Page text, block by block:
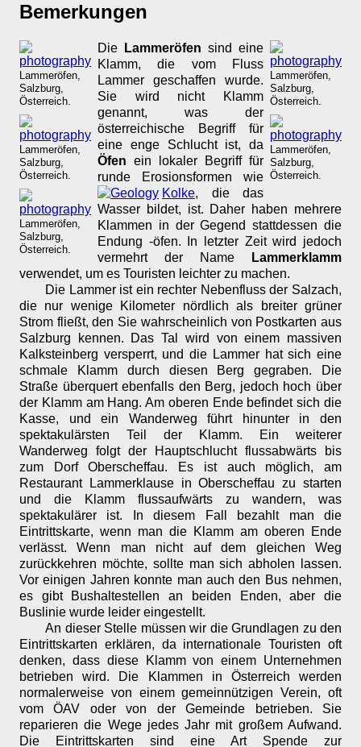
Bemerkungen
Lammeröfen,
Salzburg,
Österreich.
Lammeröfen,
Salzburg,
Österreich.
Lammeröfen,
Salzburg,
Österreich.
Lammeröfen,
Salzburg,
Österreich.
Lammeröfen,
Salzburg,
Österreich.
Die Lammeröfen sind eine
Klamm, die vom Fluss
Lammer geschaffen wurde.
Sie wird nicht Klamm
genannt, was der
österreichische Begriff für
eine enge Schlucht ist, da
Öfen ein lokaler Begriff für
runde Erosionsformen wie
Kolke, die das
Wasser bildet, ist. Daher haben mehrere
Klammen in der Gegend stattdessen die
Endung -öfen. In letzter Zeit wird jedoch
vermehrt der Name
Lammerklamm
verwendet, um es Touristen leichter zu machen.
Die Lammer ist ein rechter Nebenfluss der Salzach,
die nur wenige Kilometer nördlich als breiter grüner
Strom fließt, den Sie wahrscheinlich von Postkarten aus
Salzburg kennen. Das Tal wird von einem massiven
Kalksteinberg versperrt, und die Lammer hat sich eine
schmale Klamm durch diesen Berg gegraben. Die
Straße überquert ebenfalls den Berg, jedoch hoch über
der Klamm am Hang. Am oberen Ende befindet sich die
Kasse, und ein Wanderweg führt hinunter in den
spektakulärsten Teil der Klamm. Ein weiterer
Wanderweg folgt der Hauptschlucht flussabwärts bis
zum Dorf Oberscheffau. Es ist auch möglich, am
Restaurant Lammerklause in Oberscheffau zu starten
und die Klamm flussaufwärts zu wandern, was
spektakulärer ist. In diesem Fall bezahlt man die
Eintrittskarte, wenn man die Klamm am oberen Ende
verlässt. Wenn man nicht auf dem gleichen Weg
zurückkehren möchte, sollte man sich abholen lassen.
Vor einigen Jahren konnte man auch den Bus nehmen,
es gibt Bushaltestellen an beiden Enden, aber die
Buslinie wurde leider eingestellt.
An dieser Stelle müssen wir die Grundlagen zu den
Eintrittskarten erklären, da internationale Touristen oft
denken, dass diese Klamm von einem Unternehmen
betrieben wird. Die Klammen in Österreich werden
normalerweise von einem gemeinnützigen Verein, oft
vom ÖAV oder von der Gemeinde betrieben. Sie
reparieren die Wege jedes Jahr mit großem Aufwand.
Die Eintrittskarten sind eine Art Spende zur